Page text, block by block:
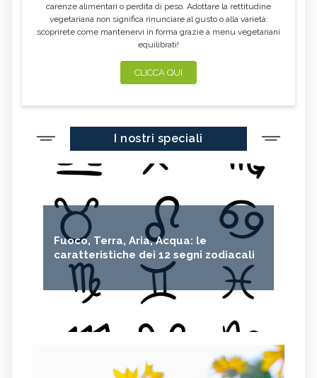
carenze alimentari o perdita di peso. Adottare la rettitudine
vegetariana non significa rinunciare al gusto o alla varietà:
scoprirete come mantenervi in forma grazie a menu vegetariani
equilibrati!
CLICCA QUI
I nostri speciali
Fuoco, Terra, Aria, Acqua: le
caratteristiche dei 12 segni zodiacali